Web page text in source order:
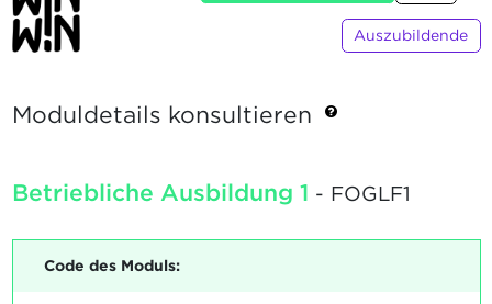
Auszubildende
Moduldetails konsultieren
Betriebliche Ausbildung 1 - FOGLF1
Code des Moduls: